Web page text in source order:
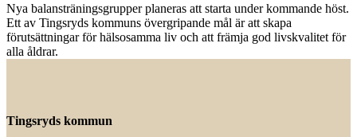
Nya balansträningsgrupper planeras att starta under kommande höst.
Ett av Tingsryds kommuns övergripande mål är att skapa
förutsättningar för hälsosamma liv och att främja god livskvalitet för
alla åldrar.
Tingsryds kommun